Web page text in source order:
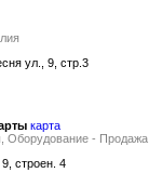
ул., 9, стр.3
карта
Оборудование - Продажа
строен. 4